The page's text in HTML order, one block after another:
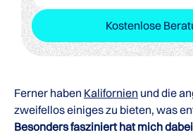
Kostenlose
Ferner haben Kalifornien und die
zweifellos einiges zu bieten, was
Besonders fasziniert hat mich